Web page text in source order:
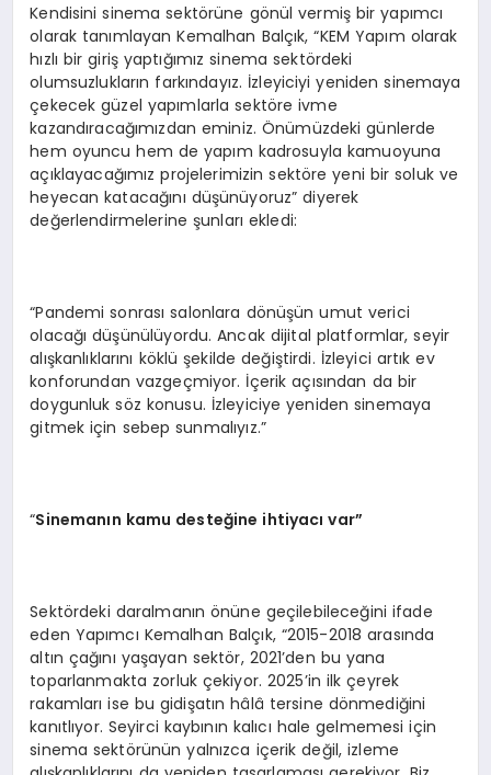
Kendisini sinema sektörüne gönül vermiş bir yapımcı
olarak tanımlayan Kemalhan Balçık, “KEM Yapım olarak
hızlı bir giriş yaptığımız sinema sektördeki
olumsuzlukların farkındayız. İzleyiciyi yeniden sinemaya
çekecek güzel yapımlarla sektöre ivme
kazandıracağımızdan eminiz. Önümüzdeki günlerde
hem oyuncu hem de yapım kadrosuyla kamuoyuna
açıklayacağımız projelerimizin sektöre yeni bir soluk ve
heyecan katacağını düşünüyoruz” diyerek
değerlendirmelerine şunları ekledi:
“Pandemi sonrası salonlara dönüşün umut verici
olacağı düşünülüyordu. Ancak dijital platformlar, seyir
alışkanlıklarını köklü şekilde değiştirdi. İzleyici artık ev
konforundan vazgeçmiyor. İçerik açısından da bir
doygunluk söz konusu. İzleyiciye yeniden sinemaya
gitmek için sebep sunmalıyız.”
“Sinemanın kamu desteğine ihtiyacı var”
Sektördeki daralmanın önüne geçilebileceğini ifade
eden Yapımcı Kemalhan Balçık, “2015-2018 arasında
altın çağını yaşayan sektör, 2021’den bu yana
toparlanmakta zorluk çekiyor. 2025’in ilk çeyrek
rakamları ise bu gidişatın hâlâ tersine dönmediğini
kanıtlıyor. Seyirci kaybının kalıcı hale gelmemesi için
sinema sektörünün yalnızca içerik değil, izleme